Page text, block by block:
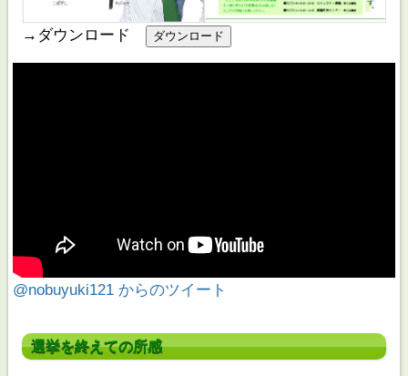
→ダウンロード
@nobuyuki121 からのツイート
選挙を終えての所感